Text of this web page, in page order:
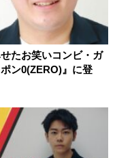
たお笑いコンビ・ガ
ン0(ZERO)』に登